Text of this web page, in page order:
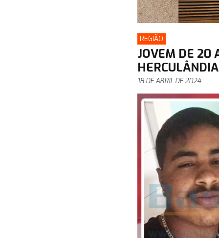
REGIÃO
JOVEM DE 20
18 DE ABRIL DE 2024